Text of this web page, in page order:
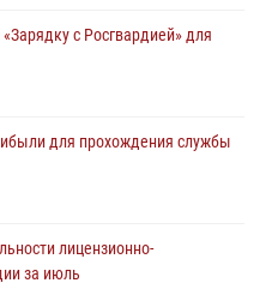
с Росгвардией» для
для прохождения службы
лицензионно-
за июль